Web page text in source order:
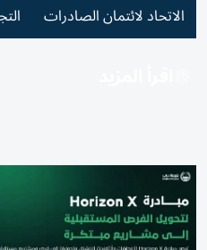
الاتحاد لائتمان الصادرات